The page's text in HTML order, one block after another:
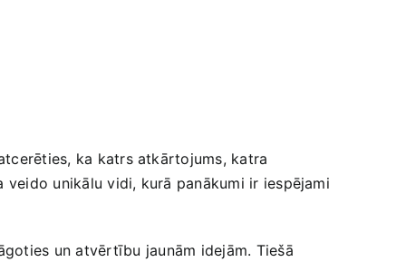
ka katrs atkārtojums, katra
unikālu vidi, kurā panākumi ir​ iespējami
un atvērtību ⁤jaunām ‌idejām. Tiešā